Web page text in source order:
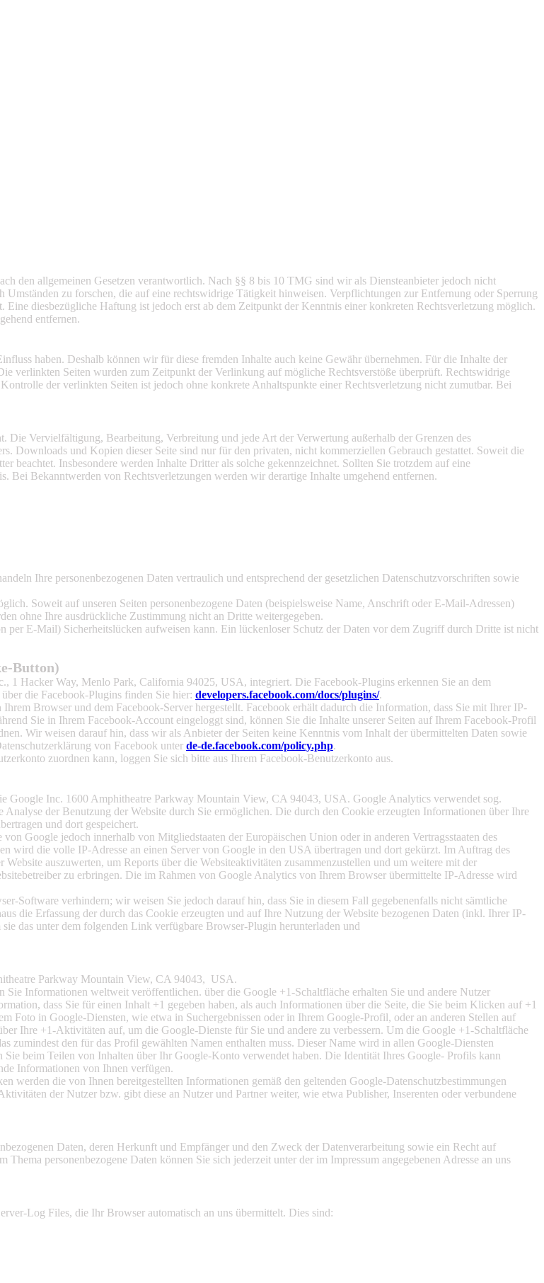
den allgemeinen Gesetzen verantwortlich. Nach §§ 8 bis 10 TMG sind wir als Diensteanbieter jedoch nicht
zu forschen, die auf eine rechtswidrige Tätigkeit hinweisen. Verpflichtungen zur Entfernung oder Sperrung
diesbezügliche Haftung ist jedoch erst ab dem Zeitpunkt der Kenntnis einer konkreten Rechtsverletzung möglich.
entfernen.
haben. Deshalb können wir für diese fremden Inhalte auch keine Gewähr übernehmen. Für die Inhalte der
verlinkten Seiten wurden zum Zeitpunkt der Verlinkung auf mögliche Rechtsverstöße überprüft. Rechtswidrige
der verlinkten Seiten ist jedoch ohne konkrete Anhaltspunkte einer Rechtsverletzung nicht zumutbar. Bei
Die Vervielfältigung, Bearbeitung, Verbreitung und jede Art der Verwertung außerhalb der Grenzen des
Downloads und Kopien dieser Seite sind nur für den privaten, nicht kommerziellen Gebrauch gestattet. Soweit die
beachtet. Insbesondere werden Inhalte Dritter als solche gekennzeichnet. Sollten Sie trotzdem auf eine
Bei Bekanntwerden von Rechtsverletzungen werden wir derartige Inhalte umgehend entfernen.
Ihre personenbezogenen Daten vertraulich und entsprechend der gesetzlichen Datenschutzvorschriften sowie
Soweit auf unseren Seiten personenbezogene Daten (beispielsweise Name, Anschrift oder E-Mail-Adressen)
ohne Ihre ausdrückliche Zustimmung nicht an Dritte weitergegeben.
E-Mail) Sicherheitslücken aufweisen kann. Ein lückenloser Schutz der Daten vor dem Zugriff durch Dritte ist nicht
Button)
1 Hacker Way, Menlo Park, California 94025, USA, integriert. Die Facebook-Plugins erkennen Sie an dem
die Facebook-Plugins finden Sie hier: developers.facebook.com/docs/plugins/.
Browser und dem Facebook-Server hergestellt. Facebook erhält dadurch die Information, dass Sie mit Ihrer IP-
Sie in Ihrem Facebook-Account eingeloggt sind, können Sie die Inhalte unserer Seiten auf Ihrem Facebook-Profil
Wir weisen darauf hin, dass wir als Anbieter der Seiten keine Kenntnis vom Inhalt der übermittelten Daten sowie
von Facebook unter de-de.facebook.com/policy.php.
zuordnen kann, loggen Sie sich bitte aus Ihrem Facebook-Benutzerkonto aus.
Google Inc. 1600 Amphitheatre Parkway Mountain View, CA 94043, USA. Google Analytics verwendet sog.
der Benutzung der Website durch Sie ermöglichen. Die durch den Cookie erzeugten Informationen über Ihre
und dort gespeichert.
Google jedoch innerhalb von Mitgliedstaaten der Europäischen Union oder in anderen Vertragsstaaten des
wird die volle IP-Adresse an einen Server von Google in den USA übertragen und dort gekürzt. Im Auftrag des
auszuwerten, um Reports über die Websiteaktivitäten zusammenzustellen und um weitere mit der
zu erbringen. Die im Rahmen von Google Analytics von Ihrem Browser übermittelte IP-Adresse wird
Software verhindern; wir weisen Sie jedoch darauf hin, dass Sie in diesem Fall gegebenenfalls nicht sämtliche
die Erfassung der durch das Cookie erzeugten und auf Ihre Nutzung der Website bezogenen Daten (inkl. Ihrer IP-
das unter dem folgenden Link verfügbare Browser-Plugin herunterladen und
Parkway Mountain View, CA 94043, USA.
Informationen weltweit veröffentlichen. über die Google +1-Schaltfläche erhalten Sie und andere Nutzer
dass Sie für einen Inhalt +1 gegeben haben, als auch Informationen über die Seite, die Sie beim Klicken auf +1
Foto in Google-Diensten, wie etwa in Suchergebnissen oder in Ihrem Google-Profil, oder an anderen Stellen auf
Ihre +1-Aktivitäten auf, um die Google-Dienste für Sie und andere zu verbessern. Um die Google +1-Schaltfläche
zumindest den für das Profil gewählten Namen enthalten muss. Dieser Name wird in allen Google-Diensten
beim Teilen von Inhalten über Ihr Google-Konto verwendet haben. Die Identität Ihres Google- Profils kann
Informationen von Ihnen verfügen.
werden die von Ihnen bereitgestellten Informationen gemäß den geltenden Google-Datenschutzbestimmungen
der Nutzer bzw. gibt diese an Nutzer und Partner weiter, wie etwa Publisher, Inserenten oder verbundene
Daten, deren Herkunft und Empfänger und den Zweck der Datenverarbeitung sowie ein Recht auf
personenbezogene Daten können Sie sich jederzeit unter der im Impressum angegebenen Adresse an uns
Log Files, die Ihr Browser automatisch an uns übermittelt. Dies sind: